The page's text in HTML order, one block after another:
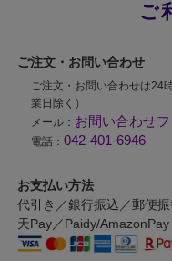
ご
ご注文・お問い合わせ
ご注文・お問い合わせは24
業日除く）
メール： お問い合わせ
電話： 042-401-6946
お支払い方法
代引き／銀行振込／郵便
天Pay／Paidy/AmazonPay